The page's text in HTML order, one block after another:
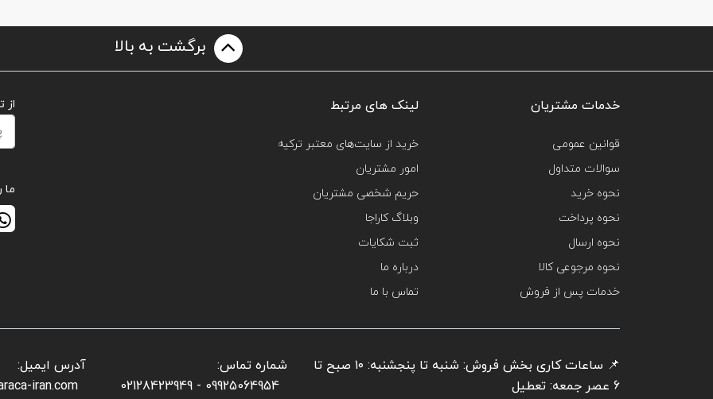
برگشت به بالا
خدمات مشتریان
قوانین عمومی
سوالات متداول
نحوه خرید
نحوه پرداخت
نحوه ارسال
نحوه مرجوعی کالا
خدمات پس از فروش
لینک های مرتبط
خرید از سایت‌های معتبر ترکیه
امور مشتریان
حریم شخصی مشتریان
وبلاگ کاراجا
ثبت شکایات
درباره ما
تماس با ما
از
ما
📌 ساعات کاری بخش فروش: شنبه تا پنجشنبه: ۱۰ صبح تا
6 عصر جمعه: تعطیل
شماره تماس:
09925064954 - 02128423949
آدرس ایمیل:
iran.com